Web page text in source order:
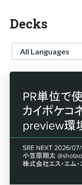
Decks
Language